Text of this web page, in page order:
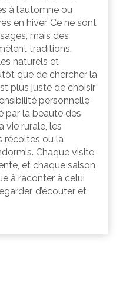
à l’automne ou
en hiver. Ce ne sont
mais des
traditions,
naturels et
que de chercher la
plus juste de choisir
personnelle
par la beauté des
vie rurale, les
récoltes ou la
Chaque visite
et chaque saison
à raconter à celui
d’écouter et